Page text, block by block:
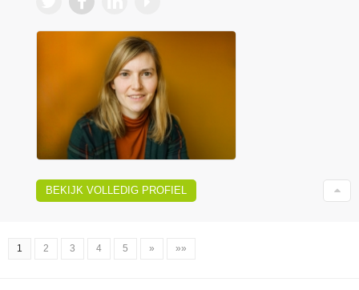
BEKIJK VOLLEDIG PROFIEL
1 2 3 4 5 » »»